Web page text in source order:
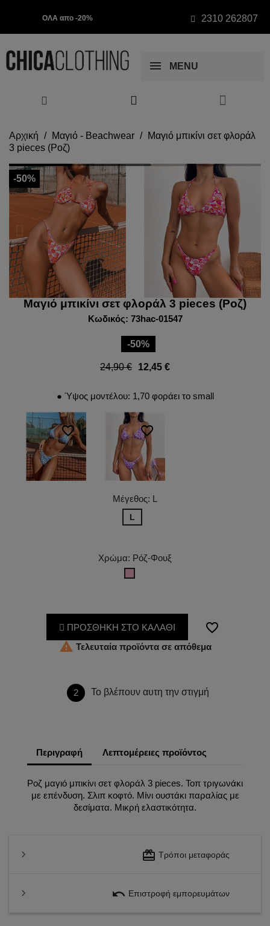
ΟΛΑ απο -20% 2310 262807
MENU
Αρχική Μαγιό - Beachwear
Μαγιό μπικίνι σετ φλοράλ
3 pieces (Ροζ)
-50%
Μαγιό μπικίνι σετ φλοράλ 3 pieces (Ροζ)
Κωδικός: 73hac-01547
-50%
24,90 € 12,45 €
● Ύψος μοντέλου: 1,70 φοράει το small
favorite_border favorite_border
Μέγεθος: L
L
Χρώμα: Ρόζ-Φουξ
ΠΡΟΣΘΗΚΗ ΣΤΟ ΚΑΛΑΘΙ
favorite_border
 Τελευταία προϊόντα σε απόθεμα
2 Το βλέπουν αυτη την στιγμή
Περιγραφή Λεπτομέρειες προϊόντος
Ροζ μαγιό μπικίνι σετ φλοράλ 3 pieces. Τοπ τριγωνάκι
με επένδυση. Σλιπ κοφτό. Μίνι ουστάκι παραλίας με
δεσίματα. Μικρή ελαστικότητα.
redeem Τρόποι μεταφοράς
undo Επιστροφή εμπορευμάτων